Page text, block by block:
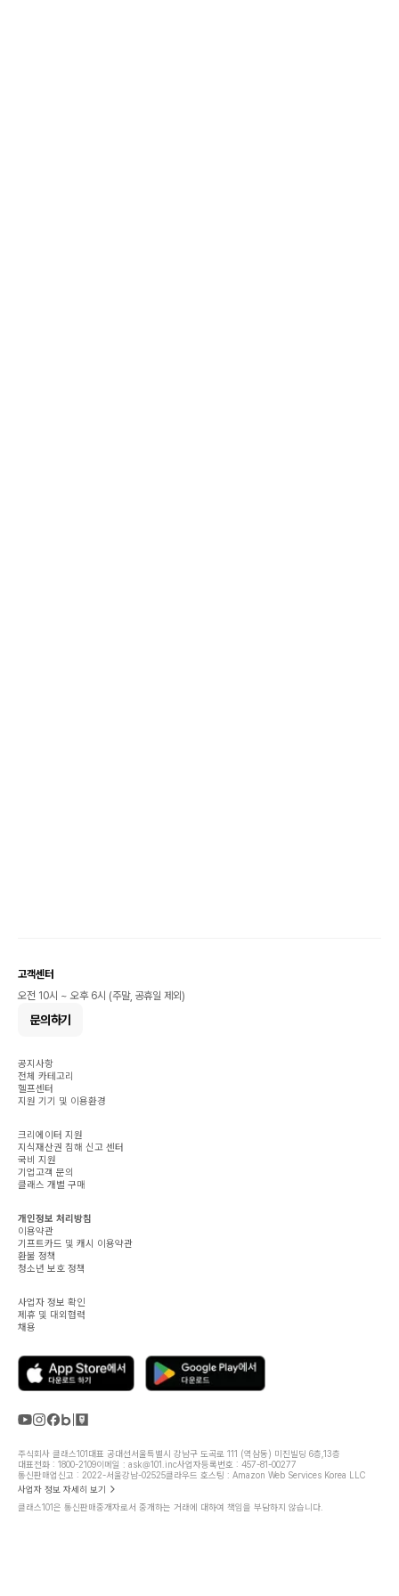
고객센터
오전 10시 ~ 오후 6시 (주말, 공휴일 제외)
문의하기
공지사항
전체 카테고리
헬프센터
지원 기기 및 이용환경
크리에이터 지원
지식재산권 침해 신고 센터
국비 지원
기업고객 문의
클래스 개별 구매
개인정보 처리방침
이용약관
기프트카드 및 캐시 이용약관
환불 정책
청소년 보호 정책
사업자 정보 확인
제휴 및 대외협력
채용
주식회사 클래스101대표 공대선서울특별시 강남구 도곡로 111 (역삼동) 미진빌딩 6층,13층
대표전화 : 1800-2109이메일 : ask@101.inc사업자등록번호 : 457-81-00277
통신판매업신고 : 2022-서울강남-02525클라우드 호스팅 : Amazon Web Services Korea LLC
사업자 정보 자세히 보기
클래스101은 통신판매중개자로서 중개하는 거래에 대하여 책임을 부담하지 않습니다.